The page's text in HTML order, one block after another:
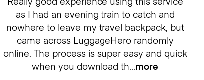
as I had an evening train to catch and
nowhere to leave my travel backpack, but
came across LuggageHero randomly
online. The process is super easy and quick
when you download th more